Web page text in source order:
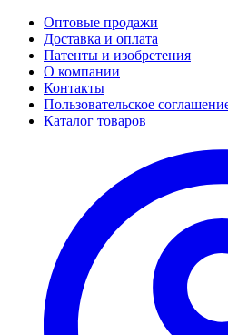
Оптовые продажи
Доставка и оплата
Патенты и изобретения
О компании
Контакты
Пользовательское
Каталог товаров